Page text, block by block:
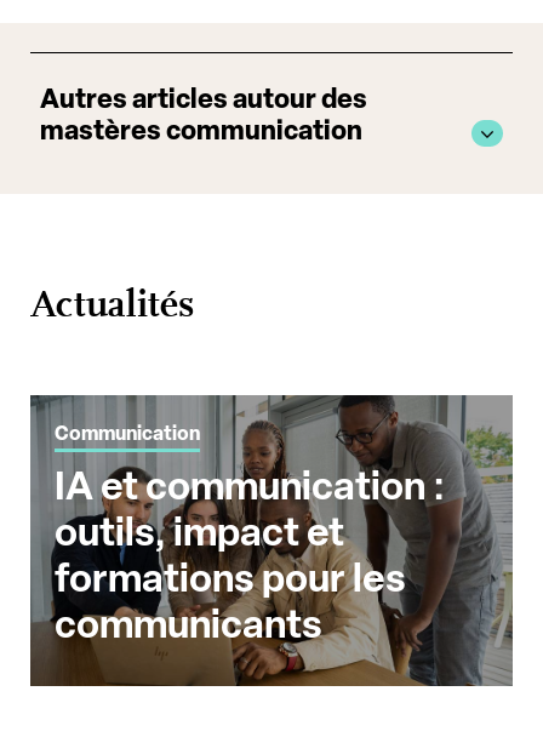
Autres articles autour des
mastères communication
Actualités
Communication
IA et communication :
outils, impact et
formations pour les
communicants